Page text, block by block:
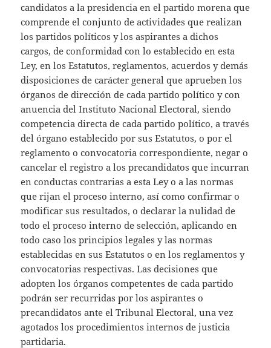
candidatos a la presidencia en el partido morena que
comprende el conjunto de actividades que realizan
los partidos políticos y los aspirantes a dichos
cargos, de conformidad con lo establecido en esta
Ley, en los Estatutos, reglamentos, acuerdos y demás
disposiciones de carácter general que aprueben los
órganos de dirección de cada partido político y con
anuencia del Instituto Nacional Electoral, siendo
competencia directa de cada partido político, a través
del órgano establecido por sus Estatutos, o por el
reglamento o convocatoria correspondiente, negar o
cancelar el registro a los precandidatos que incurran
en conductas contrarias a esta Ley o a las normas
que rijan el proceso interno, así como confirmar o
modificar sus resultados, o declarar la nulidad de
todo el proceso interno de selección, aplicando en
todo caso los principios legales y las normas
establecidas en sus Estatutos o en los reglamentos y
convocatorias respectivas. Las decisiones que
adopten los órganos competentes de cada partido
podrán ser recurridas por los aspirantes o
precandidatos ante el Tribunal Electoral, una vez
agotados los procedimientos internos de justicia
partidaria.